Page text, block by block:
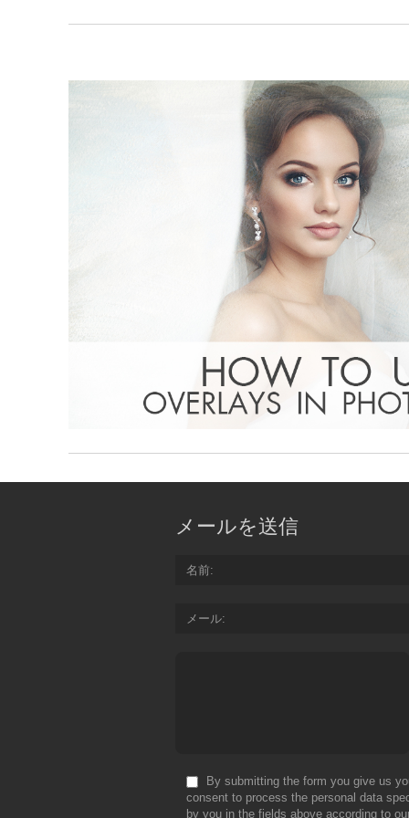
メールを送信
名前
メール
By submitting the form you give us
consent to process the personal data
by you in the fields above according to